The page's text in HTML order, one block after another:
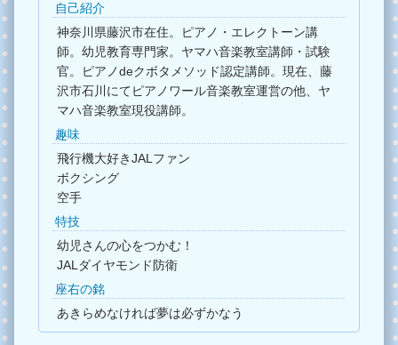
自己紹介
神奈川県藤沢市在住。ピアノ・エレクトーン講
師。幼児教育専門家。ヤマハ音楽教室講師・試験
官。ピアノdeクボタメソッド認定講師。現在、藤
沢市石川にてピアノワール音楽教室運営の他、ヤ
マハ音楽教室現役講師。
趣味
飛行機大好きJALファン
ボクシング
空手
特技
幼児さんの心をつかむ！
JALダイヤモンド防衛
座右の銘
あきらめなければ夢は必ずかなう